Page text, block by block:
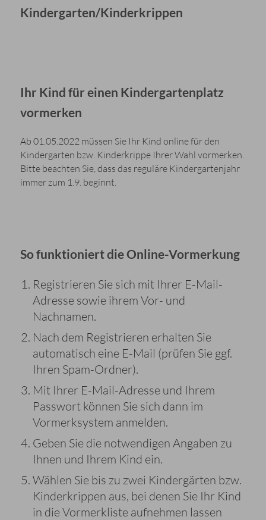
Kindergarten/Kinderkrippen
Ihr Kind für einen Kindergartenplatz
vormerken
Ab 01.05.2022 müssen Sie Ihr Kind online für den
Kindergarten bzw. Kinderkrippe Ihrer Wahl vormerken.
Bitte beachten Sie, dass das reguläre Kindergartenjahr
immer zum 1.9. beginnt.
So funktioniert die Online-Vormerkung
Registrieren Sie sich mit Ihrer E-Mail-
Adresse sowie ihrem Vor- und
Nachnamen.
Nach dem Registrieren erhalten Sie
automatisch eine E-Mail (prüfen Sie ggf.
Ihren Spam-Ordner).
Mit Ihrer E-Mail-Adresse und Ihrem
Passwort können Sie sich dann im
Vormerksystem anmelden.
Geben Sie die notwendigen Angaben zu
Ihnen und Ihrem Kind ein.
Wählen Sie bis zu zwei Kindergärten bzw.
Kinderkrippen aus, bei denen Sie Ihr Kind
in die Vormerkliste aufnehmen lassen